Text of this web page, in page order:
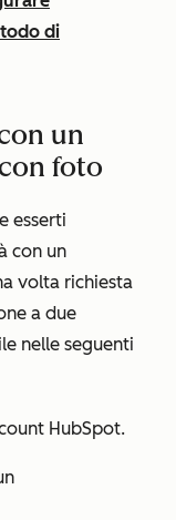
di
un
foto
esserti
con un
volta richiesta
a due
nelle seguenti
HubSpot.